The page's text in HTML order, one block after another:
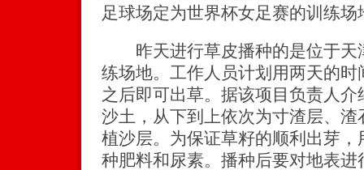
足球场定为世界杯女足赛的训练场
昨天进行草皮播种的是位于天
练场地。工作人员计划用两天的
之后即可出草。据该项目负责人
沙土，从下到上依次为寸渣层、
植沙层。为保证草籽的顺利出芽
种肥料和尿素。播种后要对地表